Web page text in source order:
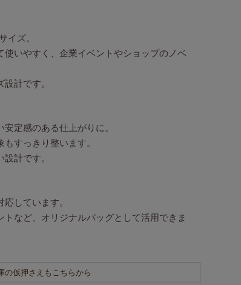
イズ。
いやすく、企業イベントやショップのノベ
計です。
定感のある仕上がりに。
すっきり整います。
計です。
しています。
など、オリジナルバッグとして活用できま
の仮押さえもこちらから